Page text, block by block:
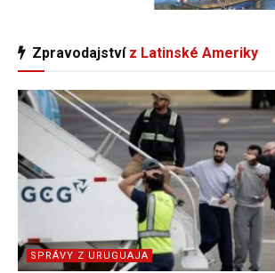
Zpravodajství z Latinské Ameriky
SPRÁVY Z URUGUAJA